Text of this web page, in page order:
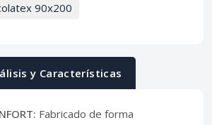
90x200
y Características
Fabricado de forma